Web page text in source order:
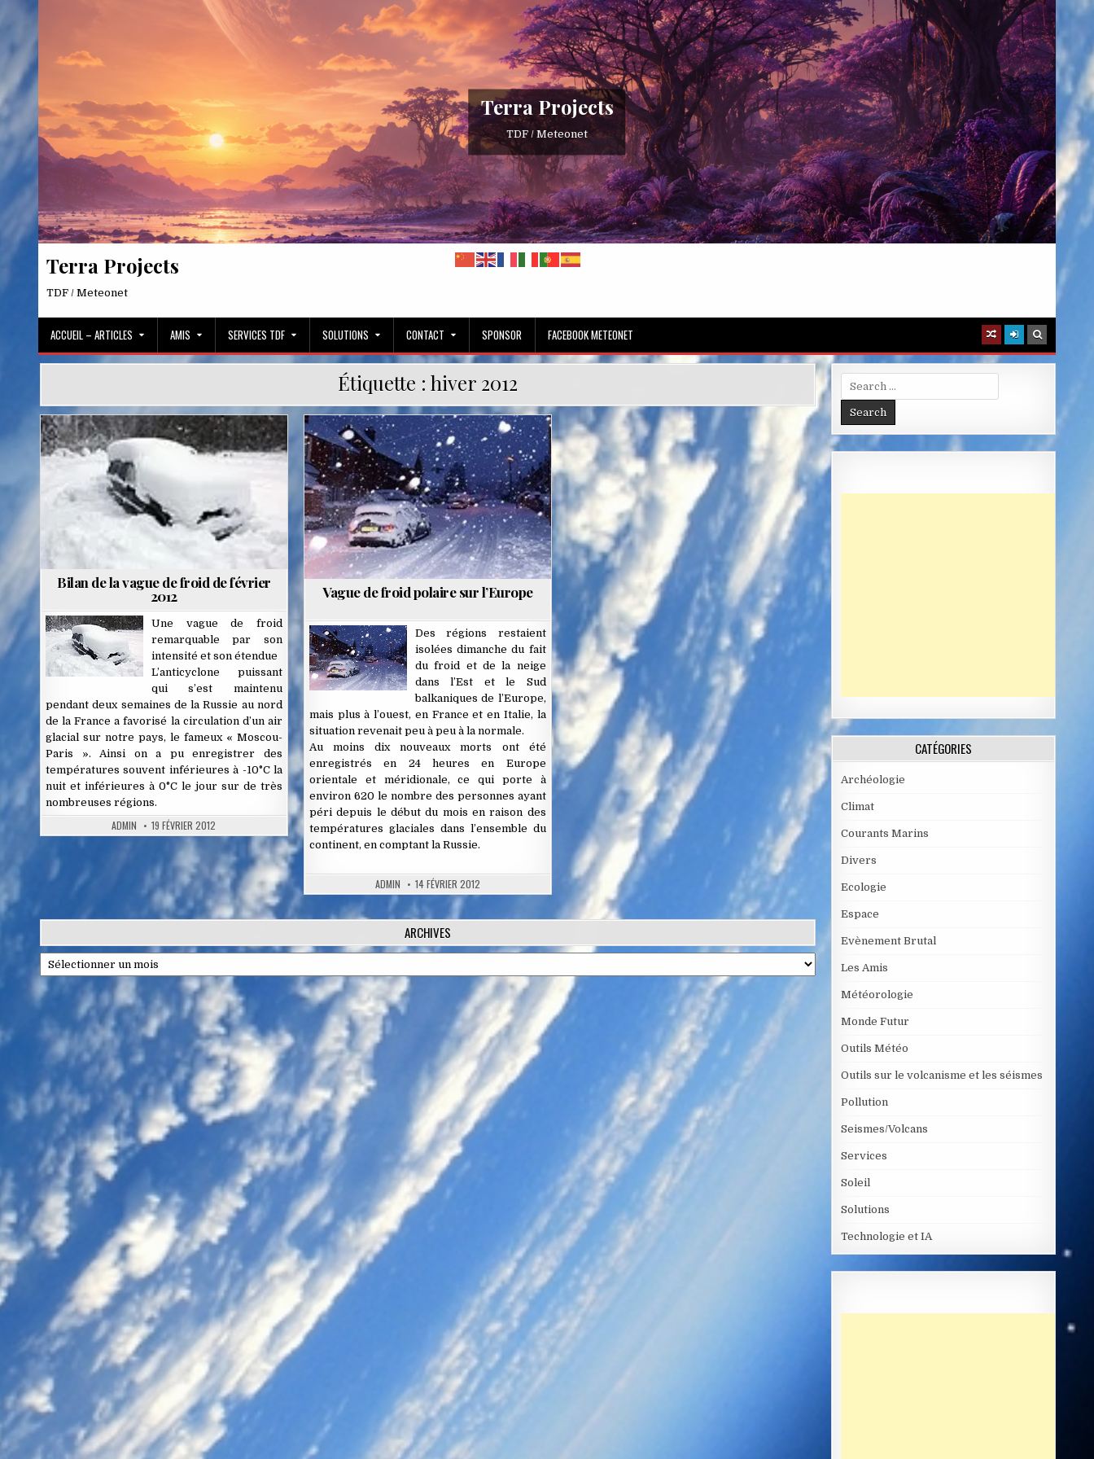
content
Terra Projects
TDF / Meteonet
Terra Projects
TDF / Meteonet
ACCUEIL – ARTICLES AMIS SERVICES TDF SOLUTIONS CONTACT SPONSOR FACEBOOK METEONET
Étiquette : hiver 2012
Posted
in
Bilan de la vague de froid de février
2012
Une vague de froid
remarquable par son
intensité et son étendue
L’anticyclone puissant
qui s’est maintenu
pendant deux semaines de la Russie au nord
de la France a favorisé la circulation d’un air
glacial sur notre pays, le fameux « Moscou-
Paris ». Ainsi on a pu enregistrer des
températures souvent inférieures à -10°C la
nuit et inférieures à 0°C le jour sur de très
nombreuses régions.
ADMIN 19 FÉVRIER 2012
Posted
in
Vague de froid polaire sur l’Europe
Des régions restaient
isolées dimanche du fait
du froid et de la neige
dans l’Est et le Sud
balkaniques de l’Europe,
mais plus à l’ouest, en France et en Italie, la
situation revenait peu à peu à la normale.
Au moins dix nouveaux morts ont été
enregistrés en 24 heures en Europe
orientale et méridionale, ce qui porte à
environ 620 le nombre des personnes ayant
péri depuis le début du mois en raison des
températures glaciales dans l’ensemble du
continent, en comptant la Russie.
ADMIN 14 FÉVRIER 2012
ARCHIVES
Archives
Search
for:
CATÉGORIES
Archéologie
Climat
Courants Marins
Divers
Ecologie
Espace
Evènement Brutal
Les Amis
Météorologie
Monde Futur
Outils Météo
Outils sur le volcanisme et les séismes
Pollution
Seismes/Volcans
Services
Soleil
Solutions
Technologie et IA